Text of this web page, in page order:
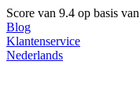
Score van 9.4 op basis
Blog
Klantenservice
Nederlands